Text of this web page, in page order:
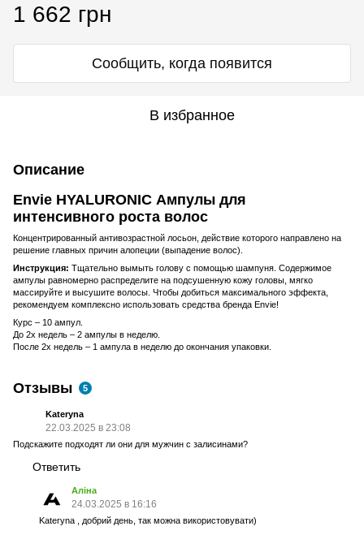
1 662 грн
Сообщить, когда появится
В избранное
Описание
Envie HYALURONIC Ампулы для
интенсивного роста волос
Концентрированный антивозрастной лосьон, действие которого направлено на
решение главных причин алопеции (выпадение волос).
Инструкция: Тщательно вымыть голову с помощью шампуня. Содержимое
ампулы равномерно распределите на подсушенную кожу головы, мягко
массируйте и высушите волосы. Чтобы добиться максимального эффекта,
рекомендуем комплексно использовать средства бренда Envie!
Курс – 10 ампул.
До 2х недель – 2 ампулы в неделю.
После 2х недель – 1 ампула в неделю до окончания упаковки.
Отзывы 5
Kateryna
22.03.2025 в 23:08
Подскажите подходят ли они для мужчин с залисинами?
Ответить
Аліна
24.03.2025 в 16:16
Kateryna , добрий день, так можна використовувати)